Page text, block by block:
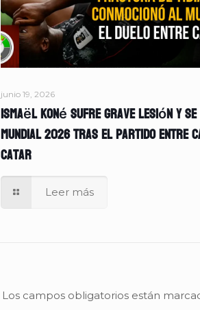
junio 19, 2026
Ismaël Koné sufre grave lesión y se
Mundial 2026 tras el partido entre
Catar
Leer más
Los campos obligatorios están